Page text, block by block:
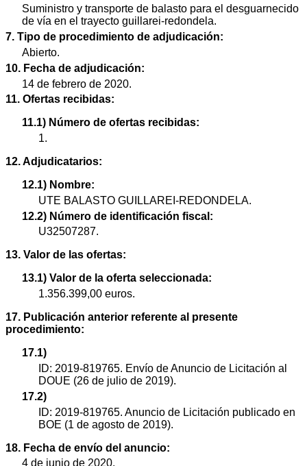
Suministro y transporte de balasto para el desguarnecido
de vía en el trayecto guillarei-redondela.
7. Tipo de procedimiento de adjudicación:
Abierto.
10. Fecha de adjudicación:
14 de febrero de 2020.
11. Ofertas recibidas:
11.1) Número de ofertas recibidas:
1.
12. Adjudicatarios:
12.1) Nombre:
UTE BALASTO GUILLAREI-REDONDELA.
12.2) Número de identificación fiscal:
U32507287.
13. Valor de las ofertas:
13.1) Valor de la oferta seleccionada:
1.356.399,00 euros.
17. Publicación anterior referente al presente
procedimiento:
17.1)
ID: 2019-819765. Envío de Anuncio de Licitación al
DOUE (26 de julio de 2019).
17.2)
ID: 2019-819765. Anuncio de Licitación publicado en
BOE (1 de agosto de 2019).
18. Fecha de envío del anuncio:
4 de junio de 2020.